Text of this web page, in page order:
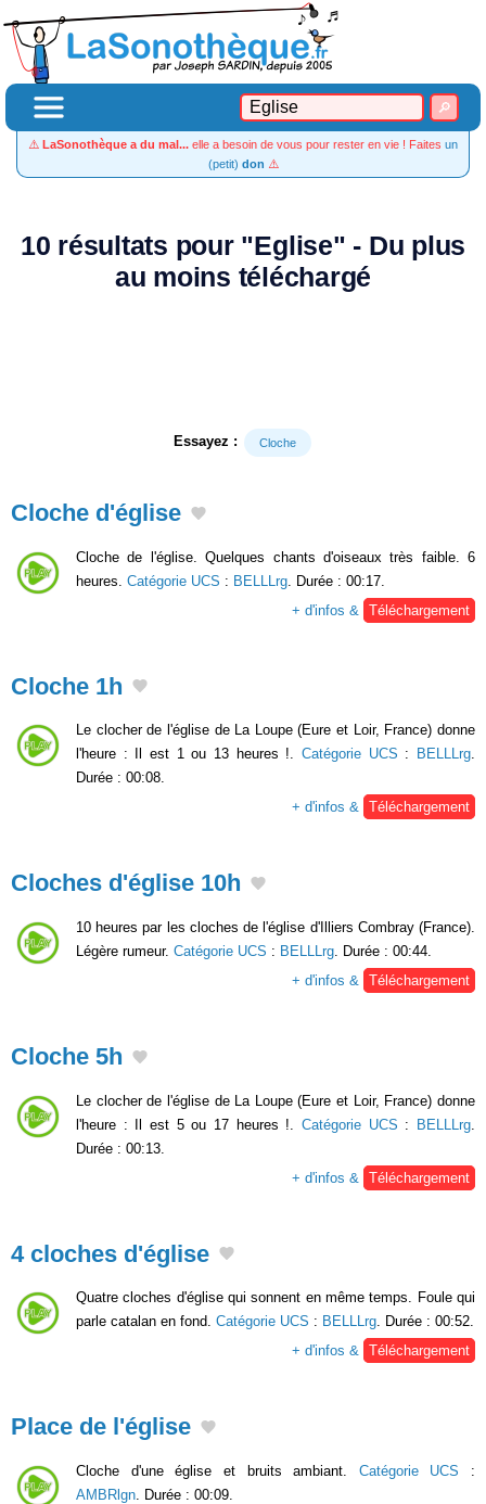
⚠️ LaSonothèque a du mal... elle a besoin de vous pour rester en vie ! Faites un
(petit) don ⚠️
10 résultats pour "Eglise" - Du plus
au moins téléchargé
Essayez : Cloche
Cloche d'église
Cloche de l'église. Quelques chants d'oiseaux très faible. 6
heures. Catégorie UCS : BELLLrg . Durée : 00:17.
+ d'infos &
Téléchargement
Cloche 1h
Le clocher de l'église de La Loupe (Eure et Loir, France) donne
l'heure : Il est 1 ou 13 heures !. Catégorie UCS : BELLLrg.
Durée : 00:08.
+ d'infos & Téléchargement
Cloches d'église 10h
10 heures par les cloches de l'église d'Illiers Combray (France).
Légère rumeur. Catégorie UCS : BELLLrg . Durée : 00:44.
+ d'infos &
Téléchargement
Cloche 5h
Le clocher de l'église de La Loupe (Eure et Loir, France) donne
l'heure : Il est 5 ou 17 heures !. Catégorie UCS : BELLLrg
Durée : 00:13.
+ d'infos &
Téléchargement
4 cloches d'église
Quatre cloches d'église qui sonnent en même temps. Foule qui
parle catalan en fond. Catégorie UCS : BELLLrg. Durée : 00:52.
+ d'infos & Téléchargement
Place de l'église
Cloche d'une église et bruits ambiant. Catégorie UCS :
AMBRlgn . Durée : 00:09.